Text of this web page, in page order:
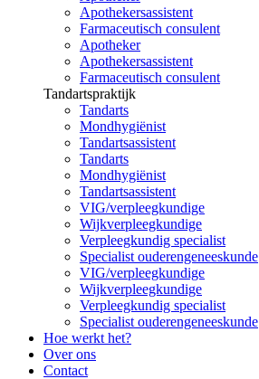
Apothekersassistent
Farmaceutisch consulent
Apotheker
Apothekersassistent
Farmaceutisch consulent
Tandartspraktijk
Tandarts
Mondhygiënist
Tandartsassistent
Tandarts
Mondhygiënist
Tandartsassistent
VIG/verpleegkundige
Wijkverpleegkundige
Verpleegkundig specialist
Specialist ouderengeneeskunde
VIG/verpleegkundige
Wijkverpleegkundige
Verpleegkundig specialist
Specialist ouderengeneeskunde
Hoe werkt het?
Over ons
Contact